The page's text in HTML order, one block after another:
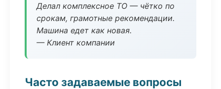
Делал комплексное ТО — чётко по
срокам, грамотные рекомендации.
Машина едет как новая.
— Клиент компании
Часто задаваемые вопросы